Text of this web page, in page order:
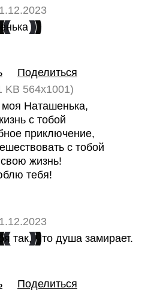
Поделиться
KB 564x1001)
Наташенька,
с тобой
приключение,
с тобой
жизнь!
тебя!
Поделиться